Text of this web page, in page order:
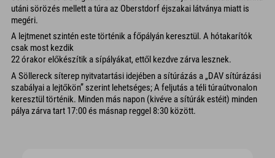
utáni sörözés mellett a túra az Oberstdorf éjszakai látványa miatt is
megéri.
A lejtmenet szintén este történik a főpályán keresztül. A hótakarítók
csak most kezdik
22 órakor előkészítik a sípályákat, ettől kezdve zárva lesznek.
A Söllereck síterep nyitvatartási idejében a sítúrázás a „DAV sítúrázási
szabályai a lejtőkön” szerint lehetséges; A feljutás a téli túraútvonalon
keresztül történik. Minden más napon (kivéve a sítúrák estéit) minden
pálya zárva tart 17:00 és másnap reggel 8:30 között.